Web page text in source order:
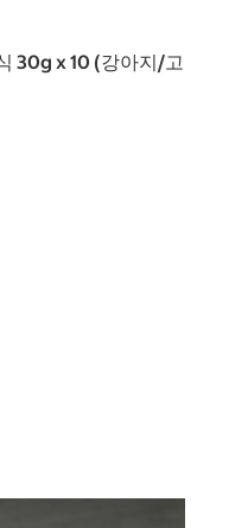
30g x 10 (강아지/고